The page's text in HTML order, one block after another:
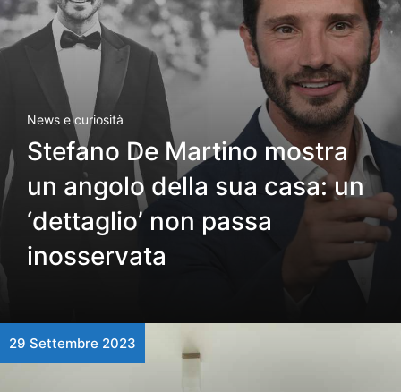
News e curiosità
Stefano De Martino mostra
un angolo della sua casa: un
‘dettaglio’ non passa
inosservata
29 Settembre 2023